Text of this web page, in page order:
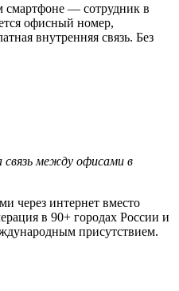
смартфоне — сотрудник в
офисный номер,
внутренняя связь. Без
связь между офисами в
через интернет вместо
в 90+ городах России и
присутствием.